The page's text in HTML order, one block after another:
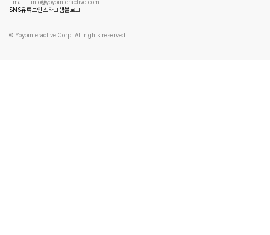
Email
info@yoyointeractive.com
SNS유튜브인스타그램블로그
© Yoyointeractive Corp. All rights reserved.